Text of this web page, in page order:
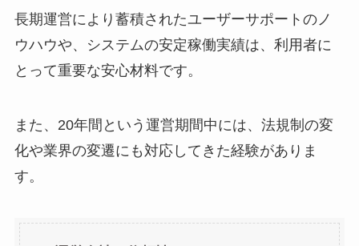
長期運営により蓄積されたユーザーサポートのノ
ウハウや、システムの安定稼働実績は、利用者に
とって重要な安心材料です。
また、20年間という運営期間中には、法規制の変
化や業界の変遷にも対応してきた経験がありま
す。